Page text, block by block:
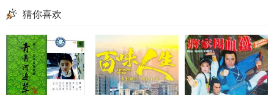
猜你喜欢